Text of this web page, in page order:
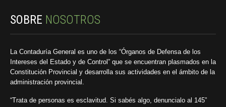
SOBRE NOSOTROS
La Contaduría General es uno de los “Órganos de Defensa de los
Intereses del Estado y de Control” que se encuentran plasmados en la
Constitución Provincial y desarrolla sus actividades en el ámbito de la
administración provincial.
“Trata de personas es esclavitud. Si sabés algo, denuncialo al 145”